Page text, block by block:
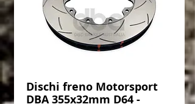
Dischi freno Motorsport
DBA 355x32mm D64 -